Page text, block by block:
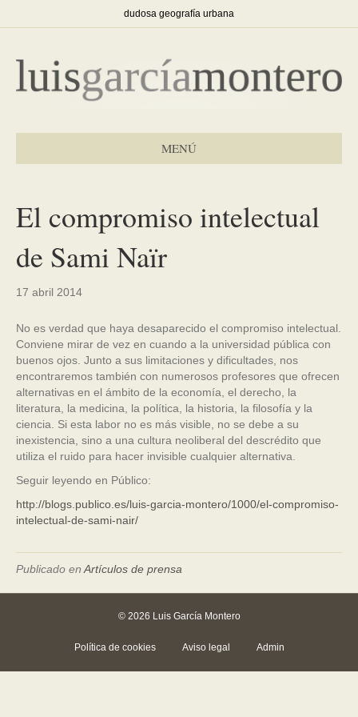
dudosa geografía urbana
MENÚ
El compromiso intelectual
de Sami Naïr
17 abril 2014
No es verdad que haya desaparecido el compromiso intelectual.
Conviene mirar de vez en cuando a la universidad pública con
buenos ojos. Junto a sus limitaciones y dificultades, nos
encontraremos también con numerosos profesores que ofrecen
alternativas en el ámbito de la economía, el derecho, la
literatura, la medicina, la política, la historia, la filosofía y la
ciencia. Si esta labor no es más visible, no se debe a su
inexistencia, sino a una cultura neoliberal del descrédito que
utiliza el ruido para hacer invisible cualquier alternativa.
Seguir leyendo en Público:
http://blogs.publico.es/luis-garcia-montero/1000/el-compromiso-
intelectual-de-sami-nair/
Publicado en Artículos de prensa
© 2026 Luis García Montero
Política de cookies Aviso legal Admin